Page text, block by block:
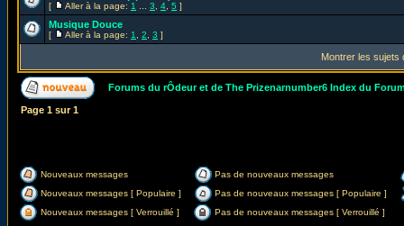
[ Aller à la page: 1 3 4 5 ]
Musique Douce
[ Aller à la page: 1 2 3 ]
Montrer les sujets
Forums du rÔdeur et de The Prizenarnumber6 Index du
Page 1 sur1
Nouveaux messages
Pas de nouveaux messages
Nouveaux messages [ Populaire ]
Pas de nouveaux messages [ Populaire ]
Nouveaux messages [ Verrouillé ]
Pas de nouveaux messages [ Verrouillé ]